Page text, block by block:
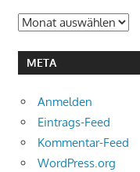
Archiv
META
Anmelden
Eintrags-Feed
Kommentar-Feed
WordPress.org